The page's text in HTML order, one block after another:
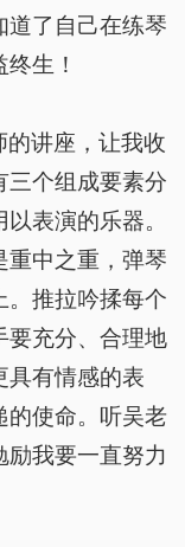
道了自己在练琴
生！
讲座，让我收
三个组成要素分
表演的乐器。
重中之重，弹琴
。推拉吟揉每个
要充分、合理地
具有情感的表
的使命。听吴老
励我要一直努力